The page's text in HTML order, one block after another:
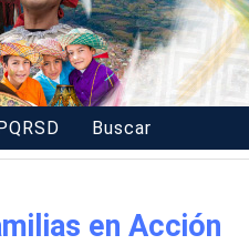
Buscar
en Acción